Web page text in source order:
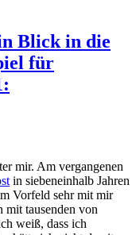
Blick in die
für
mir. Am vergangenen
in siebeneinhalb Jahren
Vorfeld sehr mit mir
mit tausenden von
weiß, dass ich